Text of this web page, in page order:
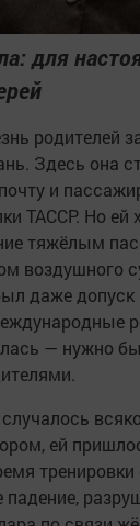
для
родителей
Здесь она
и
ТАССР. Но ей
тяжёлым
воздушного
даже допуск
— нужно
ей
падение,